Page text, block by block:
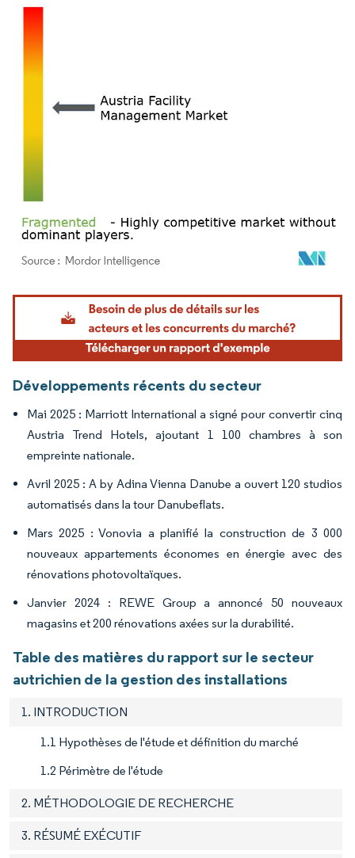
Image © Mordor Intelligence. La réutilisation nécessite une attribution sous CC BY
Développements récents du secteur
Mai 2025 : Marriott International a signé pour convertir cinq
Austria Trend Hotels, ajoutant 1 100 chambres à son
empreinte nationale.
Avril 2025 : A by Adina Vienna Danube a ouvert 120 studios
automatisés dans la tour Danubeflats.
Mars 2025 : Vonovia a planifié la construction de 3 000
nouveaux appartements économes en énergie avec des
rénovations photovoltaïques.
Janvier 2024 : REWE Group a annoncé 50 nouveaux
magasins et 200 rénovations axées sur la durabilité.
Table des matières du rapport sur le secteur
autrichien de la gestion des installations
1. INTRODUCTION
1.1 Hypothèses de l'étude et définition du marché
1.2 Périmètre de l'étude
2. MÉTHODOLOGIE DE RECHERCHE
3. RÉSUMÉ EXÉCUTIF